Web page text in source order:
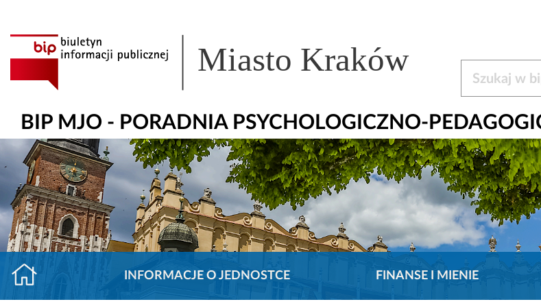
Miasto Kraków
BIP MJO - PORADNIA PSYCHOLOGICZNO-
INFORMACJE O JEDNOSTCE FINANSE I MIENIE